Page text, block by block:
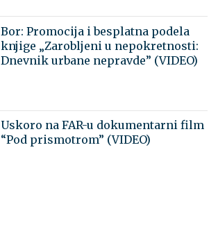
Bor: Promocija i besplatna podela
knjige „Zarobljeni u nepokretnosti:
Dnevnik urbane nepravde” (VIDEO)
Uskoro na FAR-u dokumentarni film
“Pod prismotrom” (VIDEO)